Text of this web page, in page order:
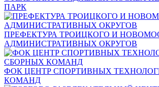
ПАРК
ПРЕФЕКТУРА ТРОИЦКОГО И
АДМИНИСТРАТИВНЫХ ОКРУГОВ
ФОК ЦЕНТР СПОРТИВНЫХ
КОМАНД